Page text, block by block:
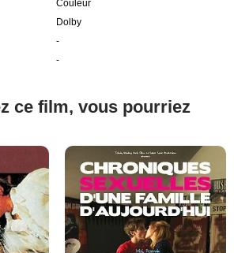
Couleur
Dolby
-
-
ce film, vous pourriez